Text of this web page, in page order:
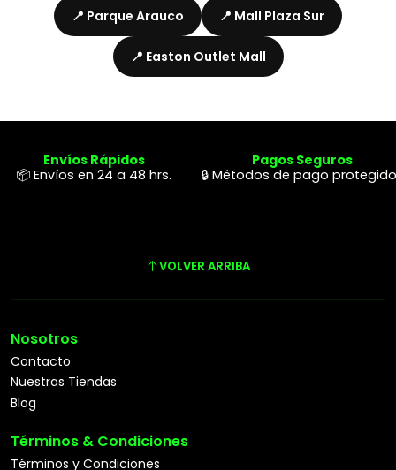
📍 Parque Arauco 📍 Mall Plaza Sur
📍 Easton Outlet Mall
Envíos Rápidos
📦 Envíos en 24 a 48 hrs.
Pagos Seguros
🔒 Métodos de pago
VOLVER ARRIBA
Nosotros
Contacto
Nuestras Tiendas
Blog
Términos & Condiciones
Términos y Condiciones